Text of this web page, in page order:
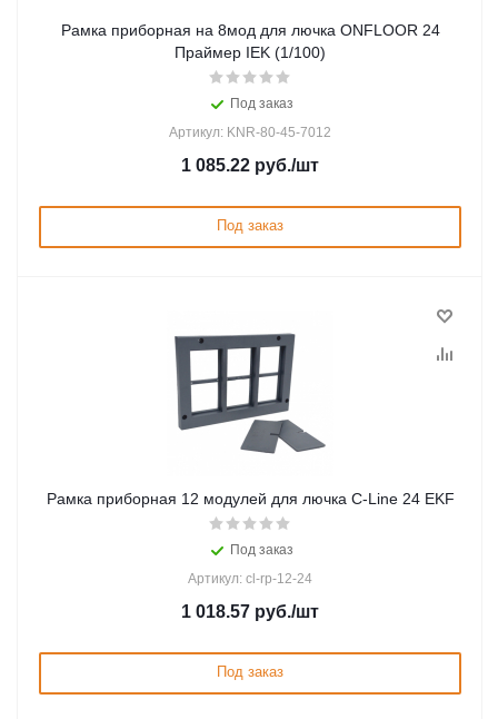
Рамка приборная на 8мод для лючка ONFLOOR 24
Праймер IEK (1/100)
Под заказ
Артикул: KNR-80-45-7012
1 085.22 руб./шт
Под заказ
Рамка приборная 12 модулей для лючка C-Line 24 EKF
Под заказ
Артикул: cl-rp-12-24
1 018.57 руб./шт
Под заказ